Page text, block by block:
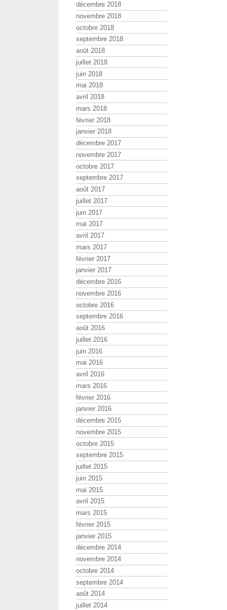
décembre 2018
novembre 2018
octobre 2018
septembre 2018
août 2018
juillet 2018
juin 2018
mai 2018
avril 2018
mars 2018
février 2018
janvier 2018
décembre 2017
novembre 2017
octobre 2017
septembre 2017
août 2017
juillet 2017
juin 2017
mai 2017
avril 2017
mars 2017
février 2017
janvier 2017
décembre 2016
novembre 2016
octobre 2016
septembre 2016
août 2016
juillet 2016
juin 2016
mai 2016
avril 2016
mars 2016
février 2016
janvier 2016
décembre 2015
novembre 2015
octobre 2015
septembre 2015
juillet 2015
juin 2015
mai 2015
avril 2015
mars 2015
février 2015
janvier 2015
décembre 2014
novembre 2014
octobre 2014
septembre 2014
août 2014
juillet 2014